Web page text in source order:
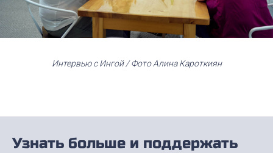
Интервью с Ингой / Фото Алина Кароткиян
Узнать больше и поддержать